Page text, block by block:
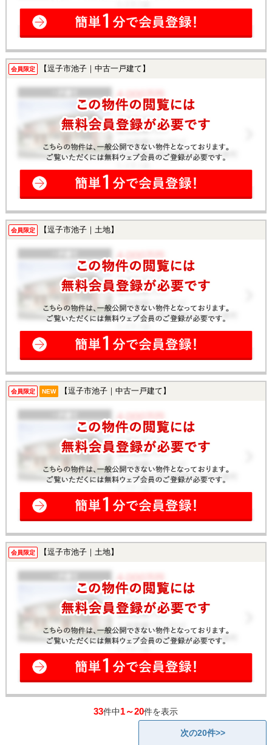
会員限定 【逗子市池子｜中古一戸建て】
会員限定 【逗子市池子｜土地】
会員限定 NEW 【逗子市池子｜中古一戸建て】
会員限定 【逗子市池子｜土地】
33件中1～20件を表示
次の20件>>